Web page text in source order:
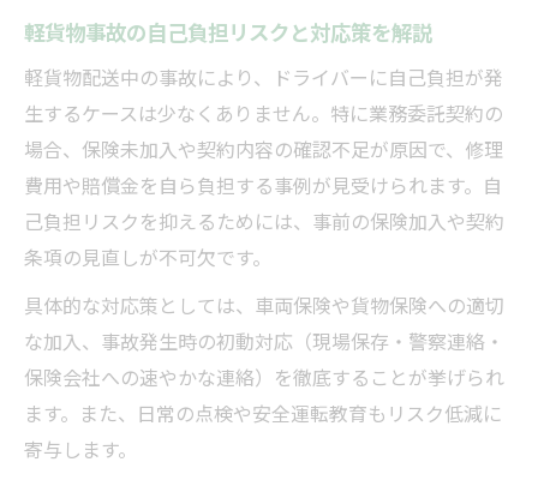
軽貨物事故の自己負担リスクと対応策を解説
軽貨物配送中の事故により、ドライバーに自己負担が発
生するケースは少なくありません。特に業務委託契約の
場合、保険未加入や契約内容の確認不足が原因で、修理
費用や賠償金を自ら負担する事例が見受けられます。自
己負担リスクを抑えるためには、事前の保険加入や契約
条項の見直しが不可欠です。
具体的な対応策としては、車両保険や貨物保険への適切
な加入、事故発生時の初動対応（現場保存・警察連絡・
保険会社への速やかな連絡）を徹底することが挙げられ
ます。また、日常の点検や安全運転教育もリスク低減に
寄与します。